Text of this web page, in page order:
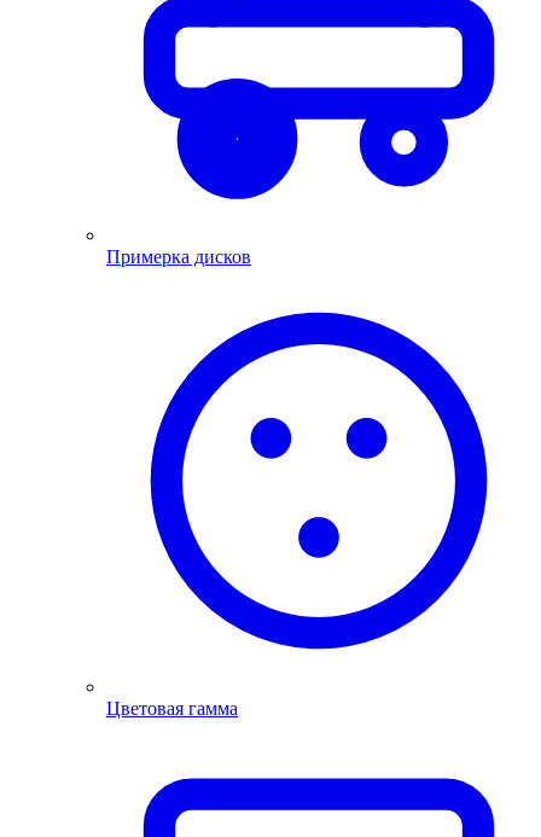
Примерка дисков
Цветовая гамма